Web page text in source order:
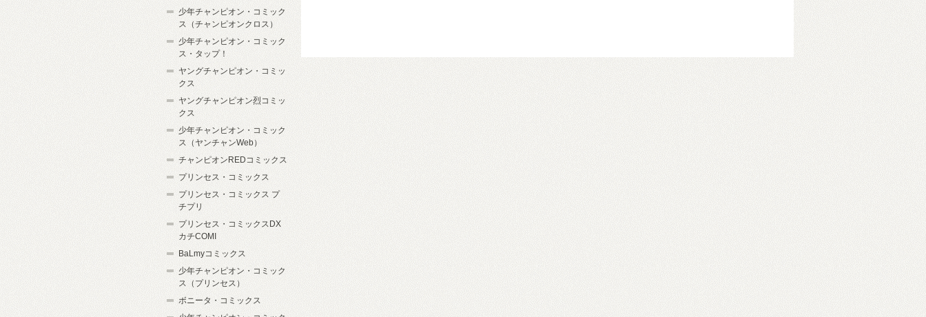
少年チャンピオン・コミック
ス（チャンピオンクロス）
少年チャンピオン・コミック
ス・タップ！
ヤングチャンピオン・コミッ
クス
ヤングチャンピオン烈コミッ
クス
少年チャンピオン・コミック
ス（ヤンチャンWeb）
チャンピオンREDコミックス
プリンセス・コミックス
プリンセス・コミックス プ
チプリ
プリンセス・コミックスDX
カチCOMI
BaLmyコミックス
少年チャンピオン・コミック
ス（プリンセス）
ボニータ・コミックス